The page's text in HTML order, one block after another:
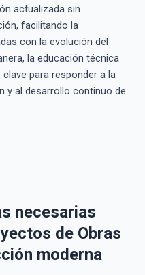
actualizada sin
facilitando la
con la evolución del
la educación técnica
para responder a la
y al desarrollo continuo de
necesarias
de Obras
moderna